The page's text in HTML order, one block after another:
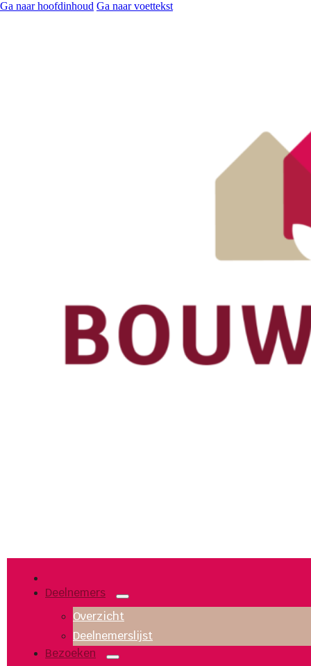
Ga naar hoofdinhoud Ga naar voettekst
Deelnemers
Overzicht
Deelnemerslijst
Bezoeken